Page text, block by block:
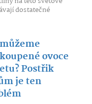
dostatečné
ovoce
Postřik
je ten